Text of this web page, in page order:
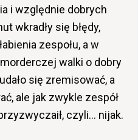
i względnie dobrych
wkradły się błędy,
zespołu, a w
walki o dobry
się zremisować, a
ale jak zwykle zespół
czyli… nijak.